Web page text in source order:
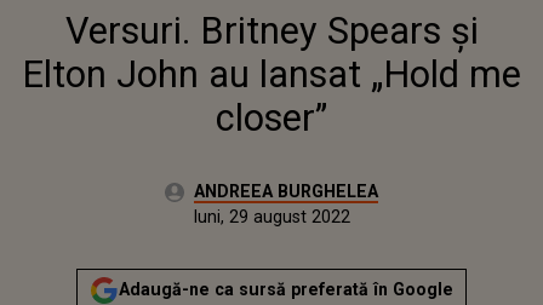
ȘI ELTON JOHN AU LANSAT
„HOLD ME CLOSER”
Versuri. Britney Spears și
Elton John au lansat „Hold me
closer”
Autor:ANDREEA BURGHELEA
Actualizat:
luni, 29 august 2022
Adaugă-ne ca sursă preferată în Google